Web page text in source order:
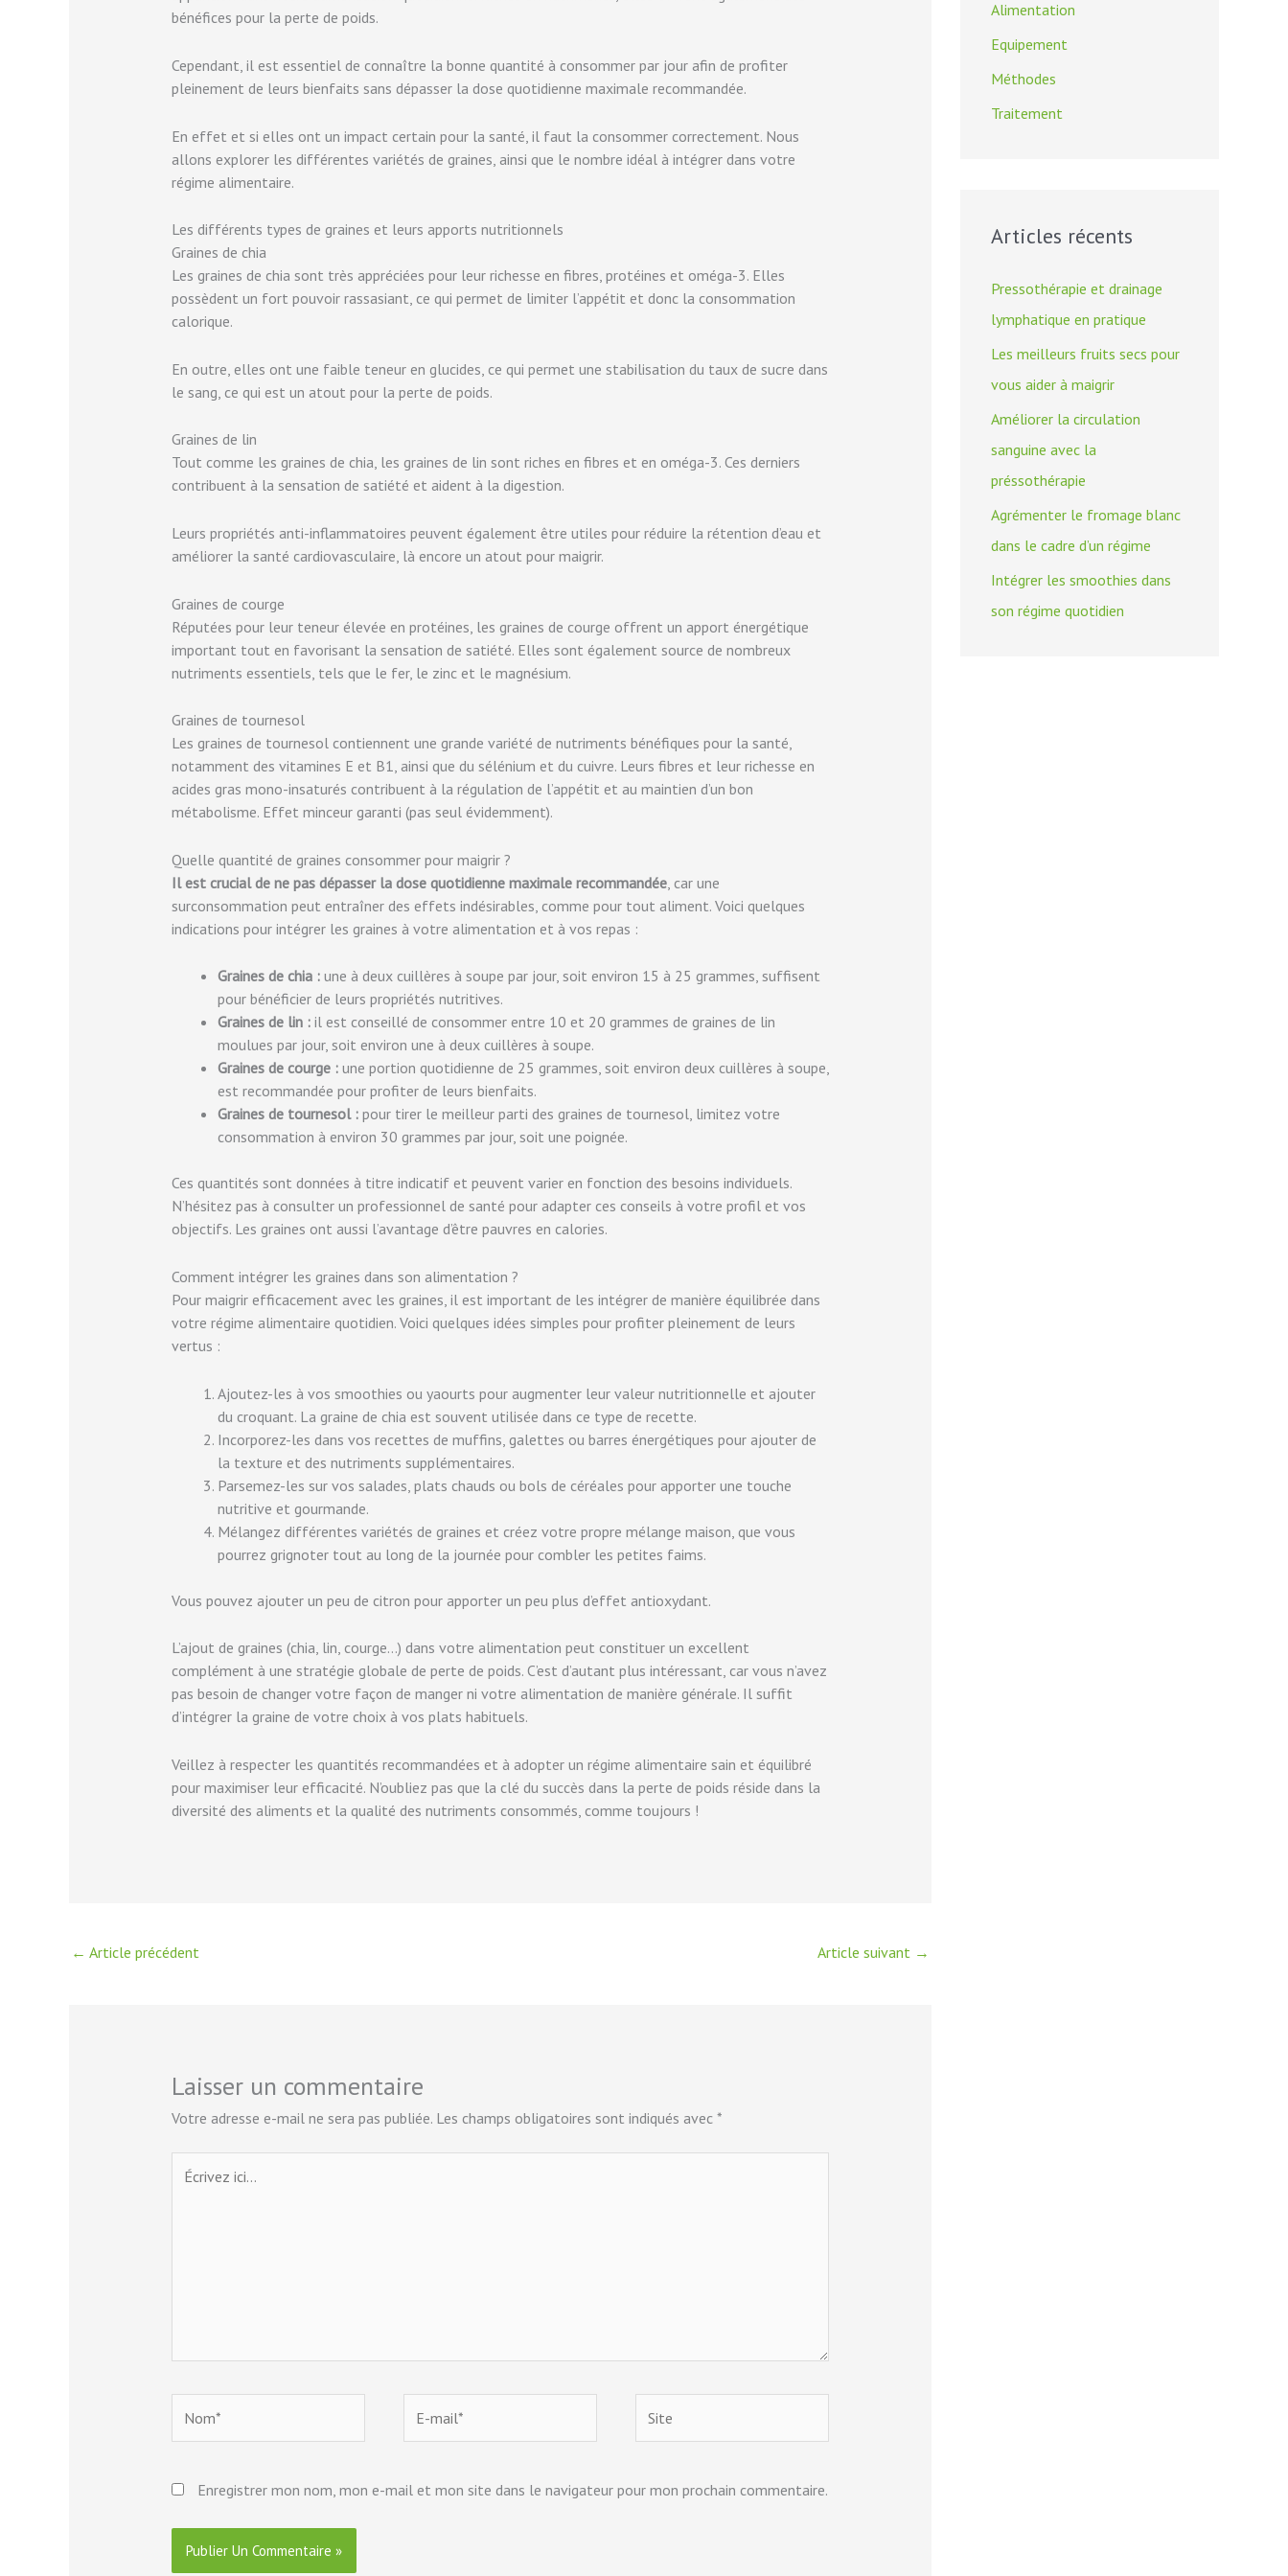
bénéfices pour la perte de poids.
Cependant, il est essentiel de connaître la bonne quantité à consommer par jour afin de profiter
pleinement de leurs bienfaits sans dépasser la dose quotidienne maximale recommandée.
En effet et si elles ont un impact certain pour la santé, il faut la consommer correctement. Nous
allons explorer les différentes variétés de graines, ainsi que le nombre idéal à intégrer dans votre
régime alimentaire.
Les différents types de graines et leurs apports nutritionnels
Graines de chia
Les graines de chia sont très appréciées pour leur richesse en fibres, protéines et oméga-3. Elles
possèdent un fort pouvoir rassasiant, ce qui permet de limiter l’appétit et donc la consommation
calorique.
En outre, elles ont une faible teneur en glucides, ce qui permet une stabilisation du taux de sucre dans
le sang, ce qui est un atout pour la perte de poids.
Graines de lin
Tout comme les graines de chia, les graines de lin sont riches en fibres et en oméga-3. Ces derniers
contribuent à la sensation de satiété et aident à la digestion.
Leurs propriétés anti-inflammatoires peuvent également être utiles pour réduire la rétention d’eau et
améliorer la santé cardiovasculaire, là encore un atout pour maigrir.
Graines de courge
Réputées pour leur teneur élevée en protéines, les graines de courge offrent un apport énergétique
important tout en favorisant la sensation de satiété. Elles sont également source de nombreux
nutriments essentiels, tels que le fer, le zinc et le magnésium.
Graines de tournesol
Les graines de tournesol contiennent une grande variété de nutriments bénéfiques pour la santé,
notamment des vitamines E et B1, ainsi que du sélénium et du cuivre. Leurs fibres et leur richesse en
acides gras mono-insaturés contribuent à la régulation de l’appétit et au maintien d’un bon
métabolisme. Effet minceur garanti (pas seul évidemment).
Quelle quantité de graines consommer pour maigrir ?
Il est crucial de ne pas dépasser la dose quotidienne maximale recommandée, car une
surconsommation peut entraîner des effets indésirables, comme pour tout aliment. Voici quelques
indications pour intégrer les graines à votre alimentation et à vos repas :
Graines de chia :une à deux cuillères à soupe par jour, soit environ 15 à 25 grammes, suffisent
pour bénéficier de leurs propriétés nutritives.
Graines de lin :il est conseillé de consommer entre 10 et 20 grammes de graines de lin
moulues par jour, soit environ une à deux cuillères à soupe.
Graines de courge :une portion quotidienne de 25 grammes, soit environ deux cuillères à soupe,
est recommandée pour profiter de leurs bienfaits.
Graines de tournesol :pour tirer le meilleur parti des graines de tournesol, limitez votre
consommation à environ 30 grammes par jour, soit une poignée.
Ces quantités sont données à titre indicatif et peuvent varier en fonction des besoins individuels.
N’hésitez pas à consulter un professionnel de santé pour adapter ces conseils à votre profil et vos
objectifs. Les graines ont aussi l’avantage d’être pauvres en calories.
Comment intégrer les graines dans son alimentation ?
Pour maigrir efficacement avec les graines, il est important de les intégrer de manière équilibrée dans
votre régime alimentaire quotidien. Voici quelques idées simples pour profiter pleinement de leurs
vertus :
Ajoutez-les à vos smoothies ou yaourts pour augmenter leur valeur nutritionnelle et ajouter
du croquant. La graine de chia est souvent utilisée dans ce type de recette.
Incorporez-les dans vos recettes de muffins, galettes ou barres énergétiques pour ajouter de
la texture et des nutriments supplémentaires.
Parsemez-les sur vos salades, plats chauds ou bols de céréales pour apporter une touche
nutritive et gourmande.
Mélangez différentes variétés de graines et créez votre propre mélange maison, que vous
pourrez grignoter tout au long de la journée pour combler les petites faims.
Vous pouvez ajouter un peu de citron pour apporter un peu plus d’effet antioxydant.
L’ajout de graines (chia, lin, courge…) dans votre alimentation peut constituer un excellent
complément à une stratégie globale de perte de poids. C’est d’autant plus intéressant, car vous n’avez
pas besoin de changer votre façon de manger ni votre alimentation de manière générale. Il suffit
d’intégrer la graine de votre choix à vos plats habituels.
Veillez à respecter les quantités recommandées et à adopter un régime alimentaire sain et équilibré
pour maximiser leur efficacité. N’oubliez pas que la clé du succès dans la perte de poids réside dans la
diversité des aliments et la qualité des nutriments consommés, comme toujours !
← Article précédent Article suivant →
Laisser un commentaire
Votre adresse e-mail ne sera pas publiée. Les champs obligatoires sont indiqués avec *
ici…
mail*
Enregistrer mon nom, mon e-mail et mon site dans le navigateur pour mon prochain commentaire.
h
e
Alimentation
Equipement
Méthodes
Traitement
Articles récents
Pressothérapie et drainage
lymphatique en pratique
Les meilleurs fruits secs pour
vous aider à maigrir
Améliorer la circulation
sanguine avec la
préssothérapie
Agrémenter le fromage blanc
dans le cadre d’un régime
Intégrer les smoothies dans
son régime quotidien